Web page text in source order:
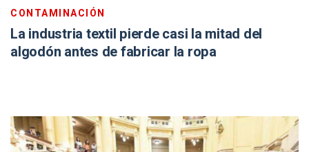
CONTAMINACIÓN
La industria textil pierde casi la mitad del
algodón antes de fabricar la ropa